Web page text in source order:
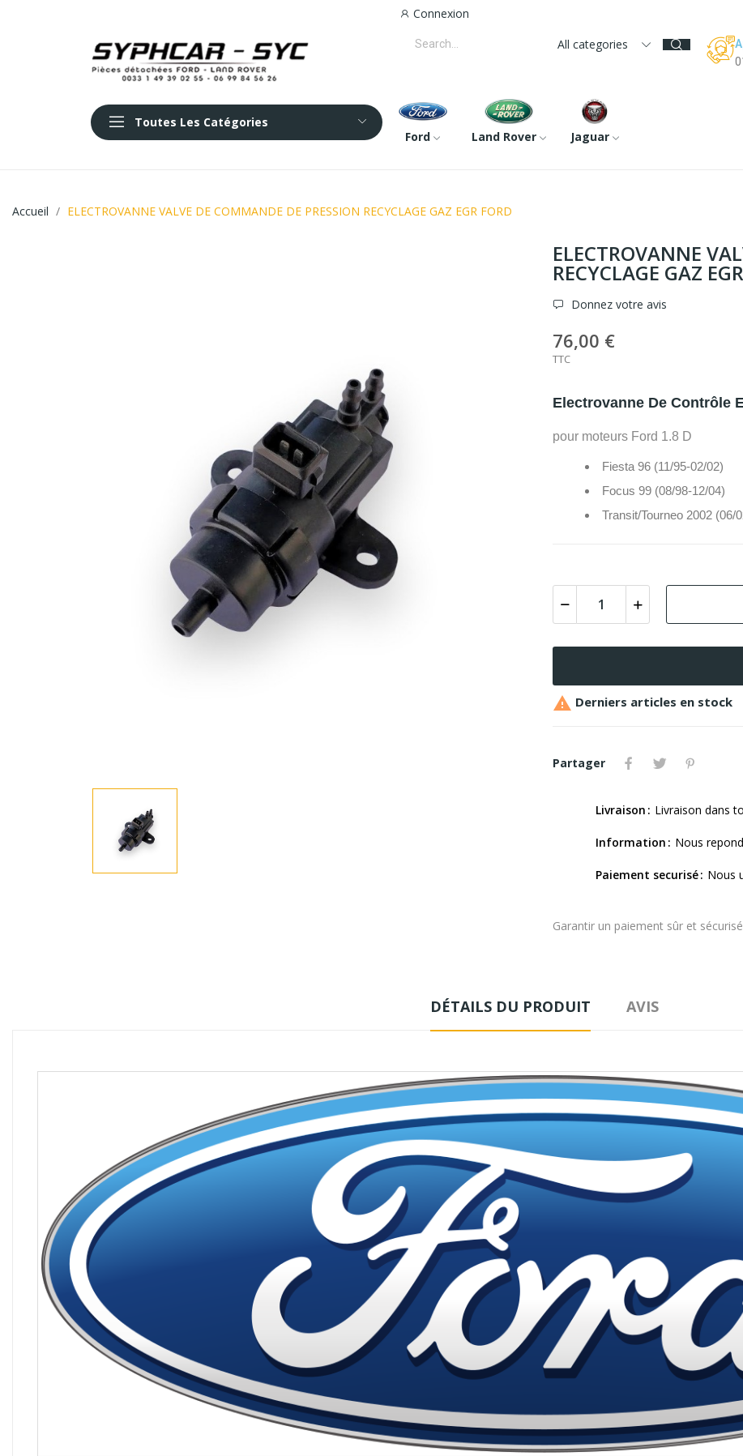
Connexion
All categories
Toutes Les Catégories
Ford
Land Rover Jaguar
Accueil ELECTROVANNE VALVE DE COMMANDE DE PRESSION RECYCLAGE GAZ EGR FORD
ELECTROVANNE
RECYCLAGE GAZ
Donnez votre avis
76,00 €
TTC
Electrovanne De Contrôle
pour moteurs Ford 1.8 D
Fiesta 96 (11/95-02/02)
Focus 99 (08/98-12/04)
Transit/Tourneo 2002 (06/
 Derniers articles en stock
Partager
Livraison Livraison dans
Information Nous
Paiement securisé Nous
Garantir un paiement sûr et sécurisé
DÉTAILS DU PRODUIT AVIS